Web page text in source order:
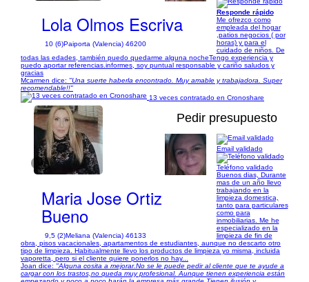
Lola Olmos Escriva
10 (6)Paiporta (Valencia) 46200
Responde rápido
Me ofrezco como
empleada del hogar
,patios negocios ( por
horas) y para el
cuidado de niños. De
todas las edades, también puedo quedarme alguna nocheTengo experiencia y
puedo aportar referencias.informes, soy puntual responsable y cariño saludos y
gracias
Mcarmen dice: "Una suerte haberla encontrado. Muy amable y trabajadora. Super
recomendable!!"
13 veces contratado en Cronoshare
1/1
Pedir presupuesto
Maria Jose Ortiz
Bueno
9,5 (2)Meliana (Valencia) 46133
Email validado
Teléfono validado
Buenos dias, Durante
mas de un año llevo
trabajando en la
limpieza domestica,
tanto para particulares
como para
inmobiliarias. Me he
especializado en la
limpieza de fin de
obra, pisos vacacionales, apartamentos de estudiantes, aunque no descarto otro
tipo de limpieza. Habitualmente llevo los productos de limpieza yo misma, incluida
vaporetta, pero si el cliente quiere ponerlos no hay...
Joan dice: "Alguna cosita a mejorar.No se le puede pedir al cliente que te ayude a
cargar con los trastos,no queda muy profesional. Aunque tienen experiencia están